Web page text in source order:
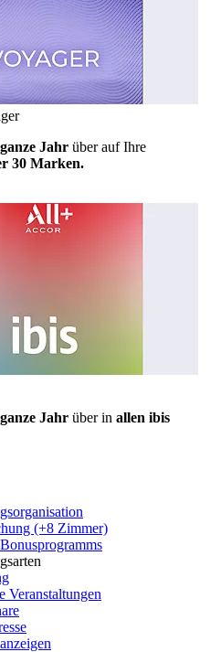
Jahr über auf Ihre
30 Marken.
Jahr über in allen ibis
(+8 Zimmer)
Veranstaltungen